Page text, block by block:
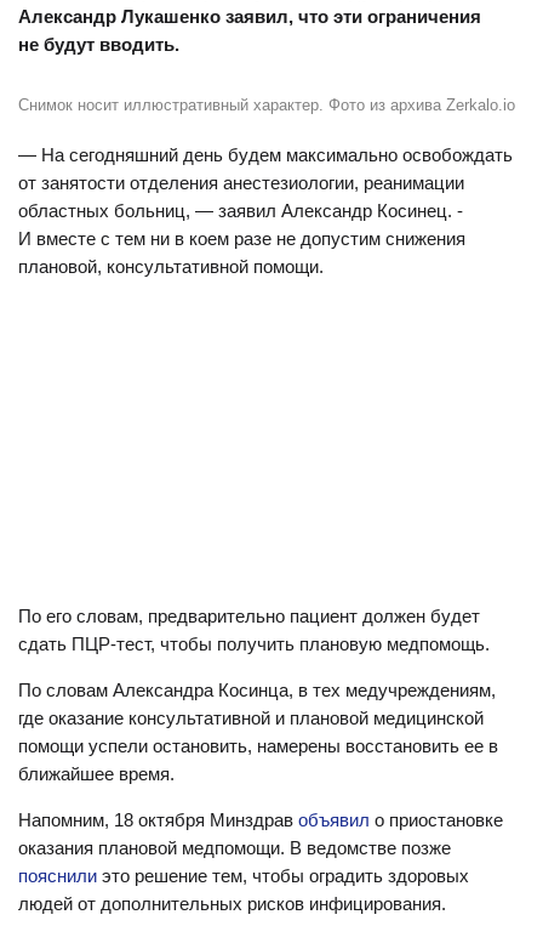
Александр Лукашенко заявил, что эти ограничения
не будут вводить.
Снимок носит иллюстративный характер. Фото из архива Zerkalo.io
— На сегодняшний день будем максимально освобождать
от занятости отделения анестезиологии, реанимации
областных больниц, — заявил Александр Косинец. -
И вместе с тем ни в коем разе не допустим снижения
плановой, консультативной помощи.
По его словам, предварительно пациент должен будет
сдать ПЦР-тест, чтобы получить плановую медпомощь.
По словам Александра Косинца, в тех медучреждениям,
где оказание консультативной и плановой медицинской
помощи успели остановить, намерены восстановить ее в
ближайшее время.
Напомним, 18 октября Минздрав объявил о приостановке
оказания плановой медпомощи. В ведомстве позже
пояснили это решение тем, чтобы оградить здоровых
людей от дополнительных рисков инфицирования.